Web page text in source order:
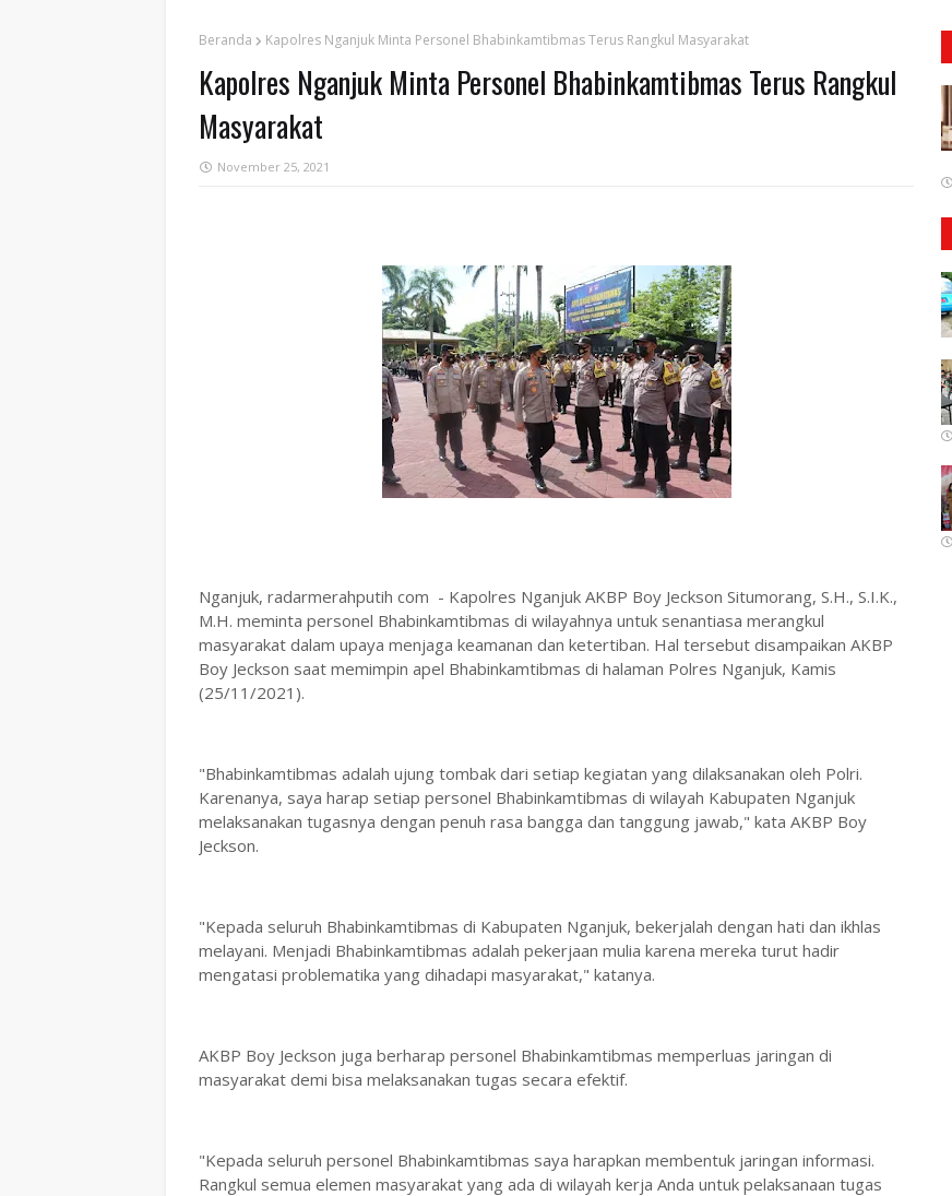
Beranda Kapolres Nganjuk Minta Personel Bhabinkamtibmas Terus Rangkul Masyarakat
Kapolres Nganjuk Minta Personel Bhabinkamtibmas Terus Rangkul
Masyarakat
November 25, 2021
Nganjuk, radarmerahputih com - Kapolres Nganjuk AKBP Boy Jeckson Situmorang, S.H., S.I.K.,
M.H. meminta personel Bhabinkamtibmas di wilayahnya untuk senantiasa merangkul
masyarakat dalam upaya menjaga keamanan dan ketertiban. Hal tersebut disampaikan AKBP
Boy Jeckson saat memimpin apel Bhabinkamtibmas di halaman Polres Nganjuk, Kamis
(25/11/2021).
"Bhabinkamtibmas adalah ujung tombak dari setiap kegiatan yang dilaksanakan oleh Polri.
Karenanya, saya harap setiap personel Bhabinkamtibmas di wilayah Kabupaten Nganjuk
melaksanakan tugasnya dengan penuh rasa bangga dan tanggung jawab," kata AKBP Boy
Jeckson.
"Kepada seluruh Bhabinkamtibmas di Kabupaten Nganjuk, bekerjalah dengan hati dan ikhlas
melayani. Menjadi Bhabinkamtibmas adalah pekerjaan mulia karena mereka turut hadir
mengatasi problematika yang dihadapi masyarakat," katanya.
AKBP Boy Jeckson juga berharap personel Bhabinkamtibmas memperluas jaringan di
masyarakat demi bisa melaksanakan tugas secara efektif.
"Kepada seluruh personel Bhabinkamtibmas saya harapkan membentuk jaringan informasi.
Rangkul semua elemen masyarakat yang ada di wilayah kerja Anda untuk pelaksanaan tugas